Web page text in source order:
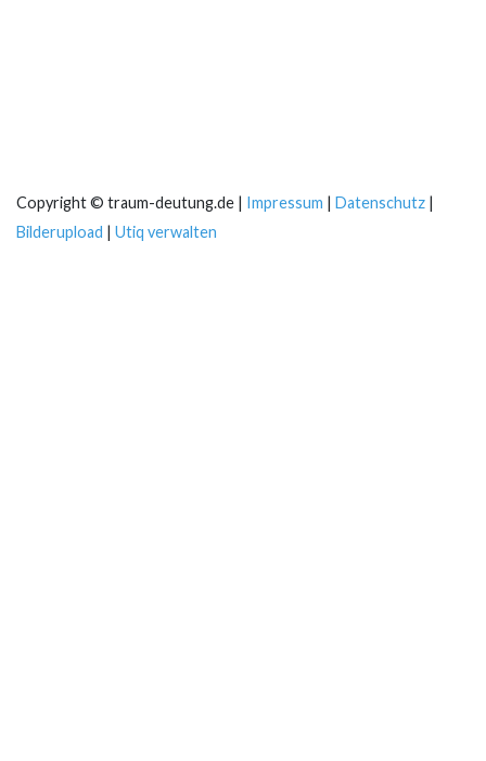
Copyright © traum-deutung.de | Impressum | Datenschutz |
Bilderupload | Utiq verwalten